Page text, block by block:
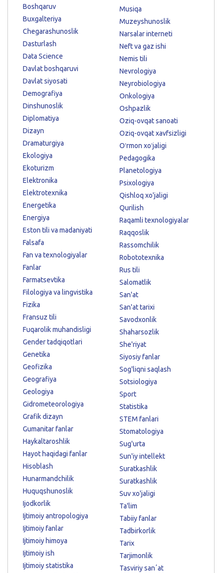
Boshqaruv
Buxgalteriya
Chegarashunoslik
Dasturlash
Data Science
Davlat boshqaruvi
Davlat siyosati
Demografiya
Dinshunoslik
Diplomatiya
Dizayn
Dramaturgiya
Ekologiya
Ekoturizm
Elektronika
Elektrotexnika
Energetika
Energiya
Eston tili va madaniyati
Falsafa
Fan va texnologiyalar
Fanlar
Farmatsevtika
Filologiya va lingvistika
Fizika
Fransuz tili
Fuqarolik muhandisligi
Gender tadqiqotlari
Genetika
Geofizika
Geografiya
Geologiya
Gidrometeorologiya
Grafik dizayn
Gumanitar fanlar
Haykaltaroshlik
Hayot haqidagi fanlar
Hisoblash
Hunarmandchilik
Huquqshunoslik
Ijodkorlik
Ijtimoiy antropologiya
Ijtimoiy fanlar
Ijtimoiy himoya
Ijtimoiy ish
Ijtimoiy statistika
Musiqa
Muzeyshunoslik
Narsalar interneti
Neft va gaz ishi
Nemis tili
Nevrologiya
Neyrobiologiya
Onkologiya
Oshpazlik
Oziq-ovqat sanoati
Oziq-ovqat xavfsizligi
Oʻrmon xoʻjaligi
Pedagogika
Planetologiya
Psixologiya
Qishloq xo'jaligi
Qurilish
Raqamli texnologiyalar
Raqqoslik
Rassomchilik
Robototexnika
Rus tili
Salomatlik
San'at
San'at tarixi
Savodxonlik
Shaharsozlik
She'riyat
Siyosiy fanlar
Sog'liqni saqlash
Sotsiologiya
Sport
Statistika
STEM fanlari
Stomatologiya
Sug'urta
Sun'iy intellekt
Suratkashlik
Suratkashlik
Suv xo'jaligi
Ta'lim
Tabiiy fanlar
Tadbirkorlik
Tarix
Tarjimonlik
Tasviriy sanʼat